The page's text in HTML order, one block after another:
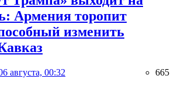
Армения торопит
изменить
августа, 00:32 665